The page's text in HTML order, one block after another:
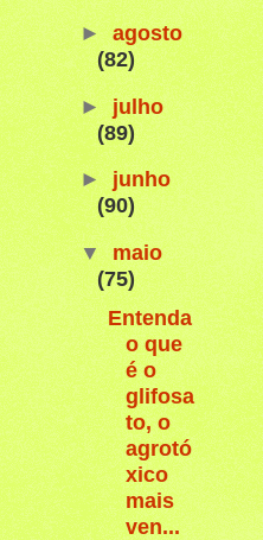
►agosto
(82)
►julho
(89)
►junho
(90)
▼maio
(75)
Entenda
o que
é o
glifosa
to, o
agrotó
xico
mais
ven...